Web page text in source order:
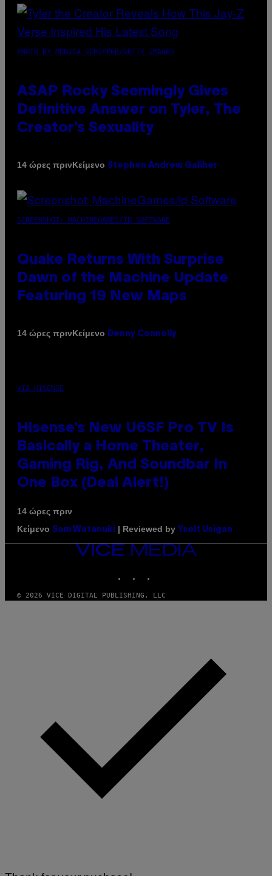
PHOTO BY MONICA SCHIPPER/GETTY IMAGES
ASAP Rocky Seemingly Gives
Definitive Answer on Tyler, The
Creator’s Sexuality
14 ώρες πρινΚείμενο Stephen Andrew Galiher
SCREENSHOT: MACHINEGAMES/ID SOFTWARE
Quake Returns With Surprise
Dawn of the Machine Update
Featuring 19 New Maps
14 ώρες πρινΚείμενο Denny Connolly
VIA HISENSE
Hisense’s New U6SF Pro TV Is
Basically a Home Theater,
Gaming Rig, And Soundbar In
One Box (Deal Alert!)
14 ώρες πριν
Κείμενο Sam Watanuki | Reviewed by Ysolt Usigan
VICE
MEDIA
© 2026 VICE DIGITAL PUBLISHING, LLC